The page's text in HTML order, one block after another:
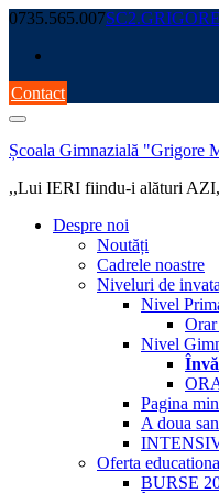
Skip
content
0735.565.007
Contact
Școala Gimnazială "Grigore
,,Lui IERI fiindu-i alături
Despre noi
Noutăți
Cadrele noastre
Niveluri de
Nivel
Nivel
Pagina
A doua
Oferta
BURSE